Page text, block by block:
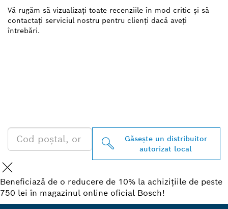
Vă rugăm să vizualizați toate recenziile în mod critic și să
contactați serviciul nostru pentru clienți dacă aveți
întrebări.
Găseşte un distribuitor
autorizat local
Beneficiază de o reducere de 10% la achizițiile de peste
750 lei în magazinul online oficial Bosch!